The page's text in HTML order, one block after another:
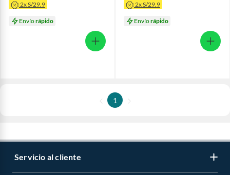
2x S/29.9
Envíorápido
2x S/29.9
Envíorápido
1
Servicio al cliente